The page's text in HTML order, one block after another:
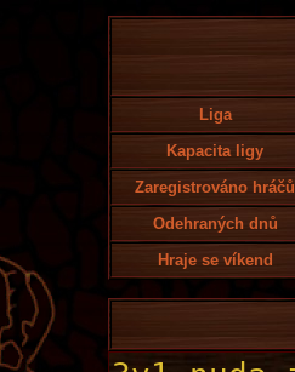
Liga
Kapacita ligy
Zaregistrováno hráčů
Odehraných dnů
Hraje se víkend